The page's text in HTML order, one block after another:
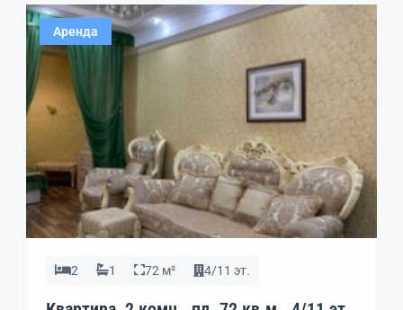
Холодная, горячая вода. срок аренды не меее пяти
суток, сумма аренды 3500 руб. сутки
Аренда
2 1 72 м² 4/11 эт.